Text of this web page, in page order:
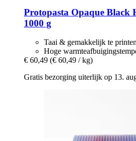
Protopasta Opaque Black
1000 g
Taai & gemakkelijk te
Hoge
€ 60,49 (€ 60,49 / kg)
Gratis bezorging uiterlijk op 13.